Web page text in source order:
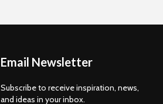
Email Newsletter
Subscribe to receive inspiration, news,
and ideas in your inbox.